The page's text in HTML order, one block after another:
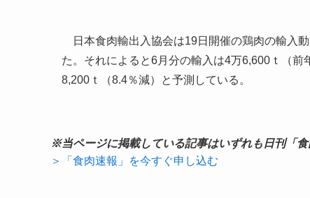
日本食肉輸出入協会は19日開催の鶏肉の輸入
た。それによると6月分の輸入は4万6,600ｔ（
8,200ｔ（8.4％減）と予測している。
※当ページに掲載している記事はいずれも日刊「
＞「食肉速報」を今すぐ申し込む